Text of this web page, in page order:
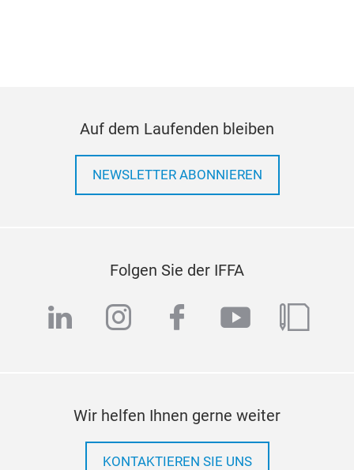
Auf dem Laufenden bleiben
NEWSLETTER ABONNIEREN
Folgen Sie der IFFA
linkedininstagram
facebook
youtube
blog
Wir helfen Ihnen gerne weiter
KONTAKTIEREN SIE UNS